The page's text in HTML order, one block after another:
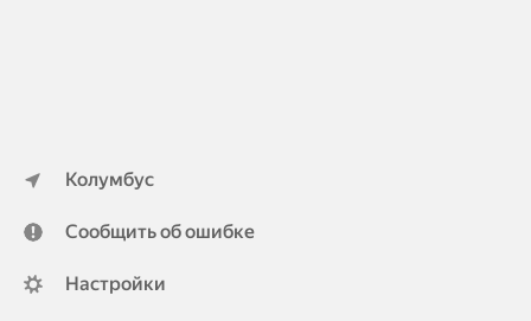
Колумбус
Сообщить об ошибке
Настройки